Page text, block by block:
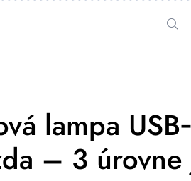
lampa
– 3 úrovne